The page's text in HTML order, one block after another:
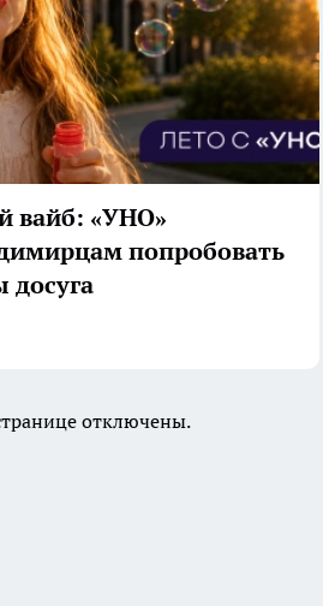
вайб: «УНО»
попробовать
отключены.